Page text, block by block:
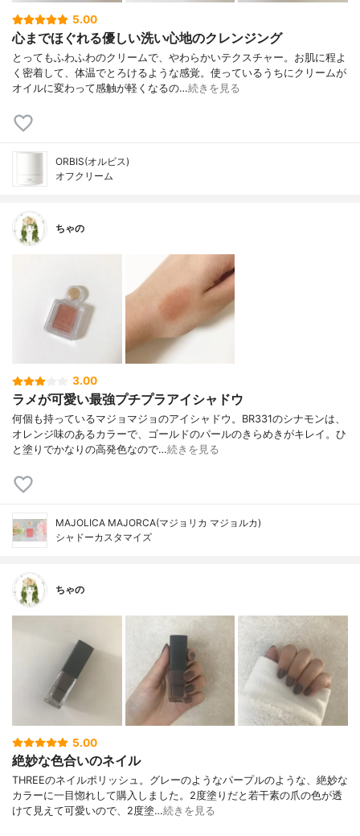
5.00
心までほぐれる優しい洗い心地のクレンジング
とってもふわふわのクリームで、やわらかいテクスチャー。お肌に程よ
く密着して、体温でとろけるような感覚。使っているうちにクリームが
オイルに変わって感触が軽くなるの…続きを見る
ORBIS(オルビス)
オフクリーム
ちゃの
3.00
ラメが可愛い最強プチプラアイシャドウ
何個も持っているマジョマジョのアイシャドウ。BR331のシナモンは、
オレンジ味のあるカラーで、ゴールドのパールのきらめきがキレイ。ひ
と塗りでかなりの高発色なので…続きを見る
MAJOLICA MAJORCA(マジョリカ マジョルカ)
シャドーカスタマイズ
ちゃの
5.00
絶妙な色合いのネイル
THREEのネイルポリッシュ。グレーのようなパープルのような、絶妙な
カラーに一目惚れして購入しました。2度塗りだと若干素の爪の色が透
けて見えて可愛いので、2度塗…続きを見る